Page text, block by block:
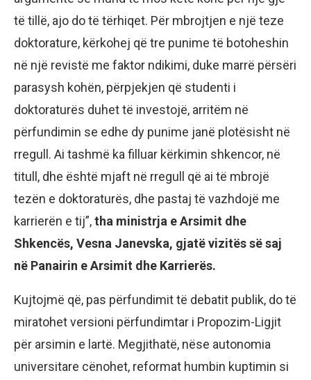
të tillë, ajo do të tërhiqet. Për mbrojtjen e një teze
doktorature, kërkohej që tre punime të botoheshin
në një revistë me faktor ndikimi, duke marrë përsëri
parasysh kohën, përpjekjen që studenti i
doktoraturës duhet të investojë, arritëm në
përfundimin se edhe dy punime janë plotësisht në
rregull. Ai tashmë ka filluar kërkimin shkencor, në
titull, dhe është mjaft në rregull që ai të mbrojë
tezën e doktoraturës, dhe pastaj të vazhdojë me
karrierën e tij”,tha ministrja e Arsimit dhe
Shkencës, Vesna Janevska, gjatë vizitës së saj
në Panairin e Arsimit dhe Karrierës.
Kujtojmë që, pas përfundimit të debatit publik, do të
miratohet versioni përfundimtar i Propozim-Ligjit
për arsimin e lartë. Megjithatë, nëse autonomia
universitare cënohet, reformat humbin kuptimin si